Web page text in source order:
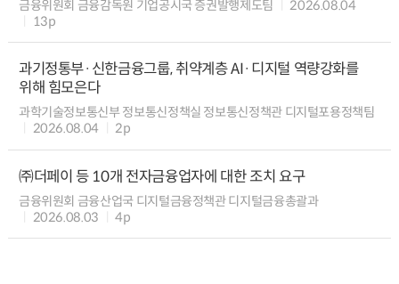
금융위원회 금융감독원 기업공시국 증권발행제도팀
2026.08.04
13p
과기정통부·신한금융그룹, 취약계층 AI·디지털 역량강화를
위해 힘모은다
과학기술정보통신부 정보통신정책실 정보통신정책관 디지털포용정책팀
2026.08.04
2p
㈜더페이 등 10개 전자금융업자에 대한 조치 요구
금융위원회 금융산업국 디지털금융정책관 디지털금융총괄과
2026.08.03
4p